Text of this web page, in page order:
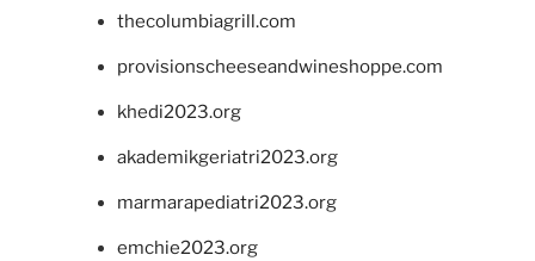
thecolumbiagrill.com
provisionscheeseandwineshoppe.com
khedi2023.org
akademikgeriatri2023.org
marmarapediatri2023.org
emchie2023.org